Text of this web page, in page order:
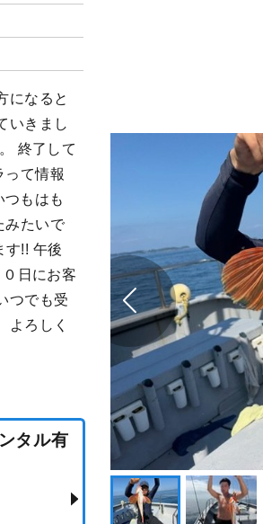
になると
いきまし
終了して
って情報
もはも
みたいで
!! 午後
日にお客
つでも受
よろしく